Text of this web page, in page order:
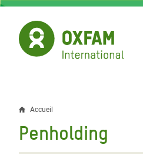
Aller
contenu
principal
Fil
d'Ariane
Accueil
Penholding